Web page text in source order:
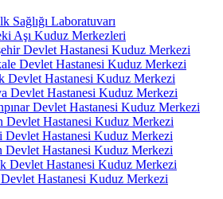
Sağlığı Laboratuvarı
Aşı Kuduz Merkezleri
Devlet Hastanesi Kuduz Merkezi
Devlet Hastanesi Kuduz Merkezi
Devlet Hastanesi Kuduz Merkezi
Devlet Hastanesi Kuduz Merkezi
Devlet Hastanesi Kuduz Merkezi
Devlet Hastanesi Kuduz Merkezi
Devlet Hastanesi Kuduz Merkezi
Devlet Hastanesi Kuduz Merkezi
Devlet Hastanesi Kuduz Merkezi
Hastanesi Kuduz Merkezi